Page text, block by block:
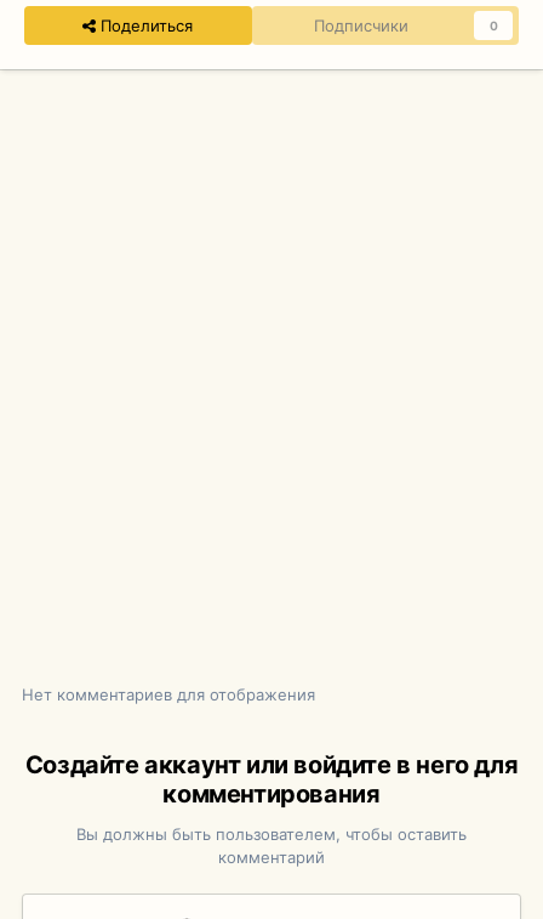
Поделиться Подписчики 0
Нет комментариев для отображения
Создайте аккаунт или войдите в него для
комментирования
Вы должны быть пользователем, чтобы оставить
комментарий